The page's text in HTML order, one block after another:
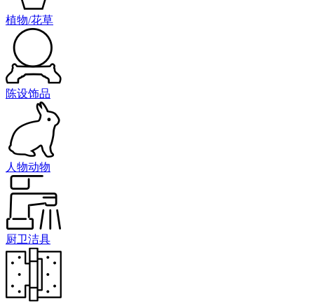
植物/花草
陈设饰品
人物动物
厨卫洁具